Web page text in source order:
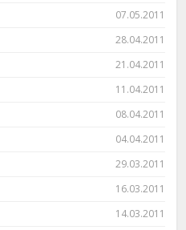
07.05.2011
28.04.2011
21.04.2011
11.04.2011
08.04.2011
04.04.2011
29.03.2011
16.03.2011
14.03.2011